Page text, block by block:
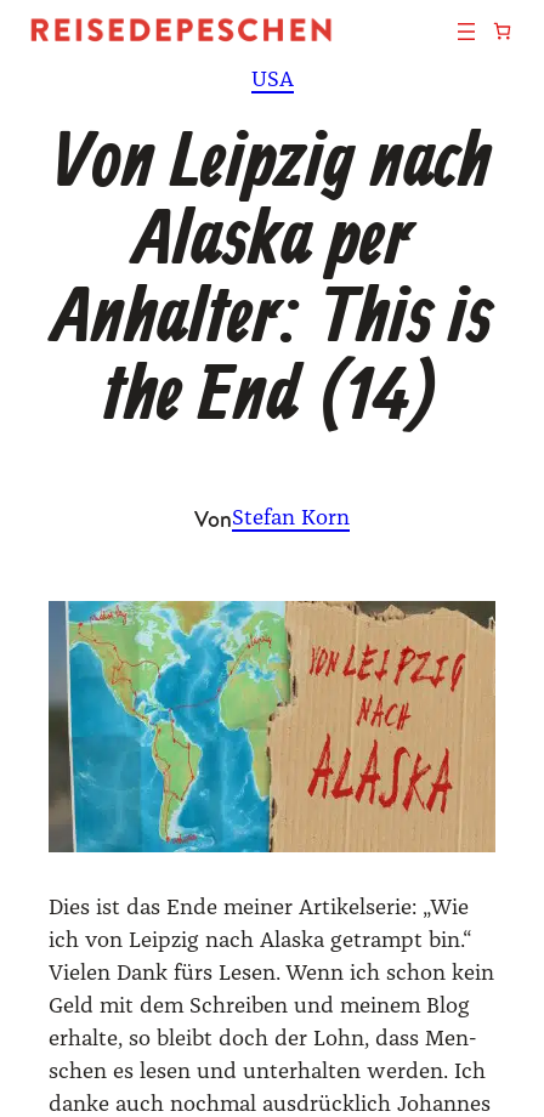
Zum
USA
Von Leipzig nach
Alaska per
Anhalter: This is
the End (14)
VonStefan Korn
Dies ist das Ende mei­ner Arti­kel­se­rie: „Wie
ich von Leip­zig nach Alas­ka getrampt bin.“
Vie­len Dank fürs Lesen. Wenn ich schon kein
Geld mit dem Schrei­ben und mei­nem Blog
erhal­te, so bleibt doch der Lohn, dass Men­
schen es lesen und unter­hal­ten wer­den. Ich
dan­ke auch noch­mal aus­drück­lich Johan­nes